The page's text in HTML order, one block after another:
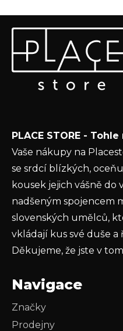
Odebírat
Vložte svůj e-mail a my
nových produktech na
ochrany osobních
PŘIHLÁSIT SE
PLACE STORE -
Vaše nákupy na
se srdcí blízkých,
kousek jejich vášně do
nadšeným spojencem
slovenských umělců,
vkládají kus své duše a
Děkujeme, že jste v
Navigace
Značky
Prodejny